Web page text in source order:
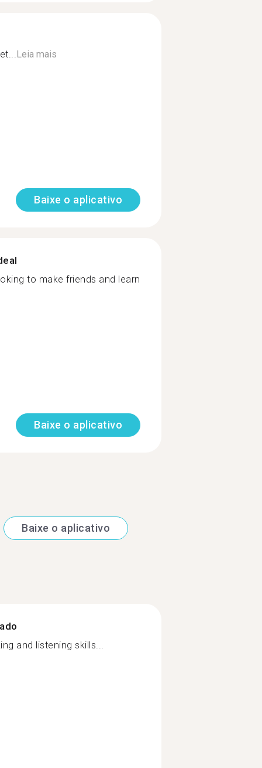
Leia mais
Baixe o aplicativo
to make friends and learn
Baixe o aplicativo
Baixe o aplicativo
and listening skills...